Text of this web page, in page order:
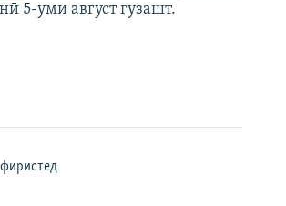
5-уми август гузашт.